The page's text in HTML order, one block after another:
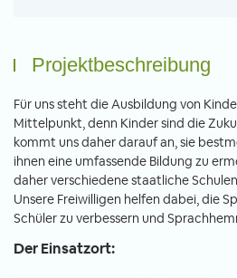
Projektbeschreibung
Für uns steht die Ausbildung von
Mittelpunkt, denn Kinder sind die
kommt uns daher darauf an, sie
ihnen eine umfassende Bildung zu
daher verschiedene staatliche
Unsere Freiwilligen helfen dabei, die
Schüler zu verbessern und
Der Einsatzort: